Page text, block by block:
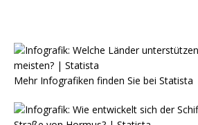
Mehr Infografiken finden Sie bei Statista